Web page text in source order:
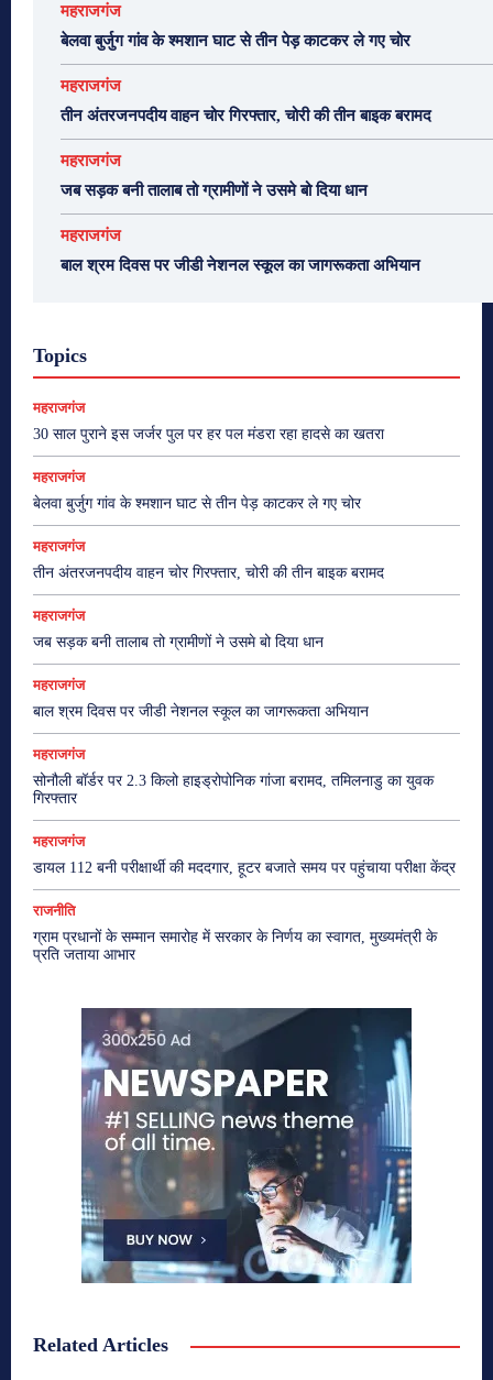
महराजगंज
बेलवा बुर्जुग गांव के श्मशान घाट से तीन पेड़ काटकर ले गए चोर
महराजगंज
तीन अंतरजनपदीय वाहन चोर गिरफ्तार, चोरी की तीन बाइक बरामद
महराजगंज
जब सड़क बनी तालाब तो ग्रामीणों ने उसमे बो दिया धान
महराजगंज
बाल श्रम दिवस पर जीडी नेशनल स्कूल का जागरूकता अभियान
Topics
महराजगंज
30 साल पुराने इस जर्जर पुल पर हर पल मंडरा रहा हादसे का खतरा
महराजगंज
बेलवा बुर्जुग गांव के श्मशान घाट से तीन पेड़ काटकर ले गए चोर
महराजगंज
तीन अंतरजनपदीय वाहन चोर गिरफ्तार, चोरी की तीन बाइक बरामद
महराजगंज
जब सड़क बनी तालाब तो ग्रामीणों ने उसमे बो दिया धान
महराजगंज
बाल श्रम दिवस पर जीडी नेशनल स्कूल का जागरूकता अभियान
महराजगंज
सोनौली बॉर्डर पर 2.3 किलो हाइड्रोपोनिक गांजा बरामद, तमिलनाडु का युवक
गिरफ्तार
महराजगंज
डायल 112 बनी परीक्षार्थी की मददगार, हूटर बजाते समय पर पहुंचाया परीक्षा केंद्र
राजनीति
ग्राम प्रधानों के सम्मान समारोह में सरकार के निर्णय का स्वागत, मुख्यमंत्री के
प्रति जताया आभार
Related Articles